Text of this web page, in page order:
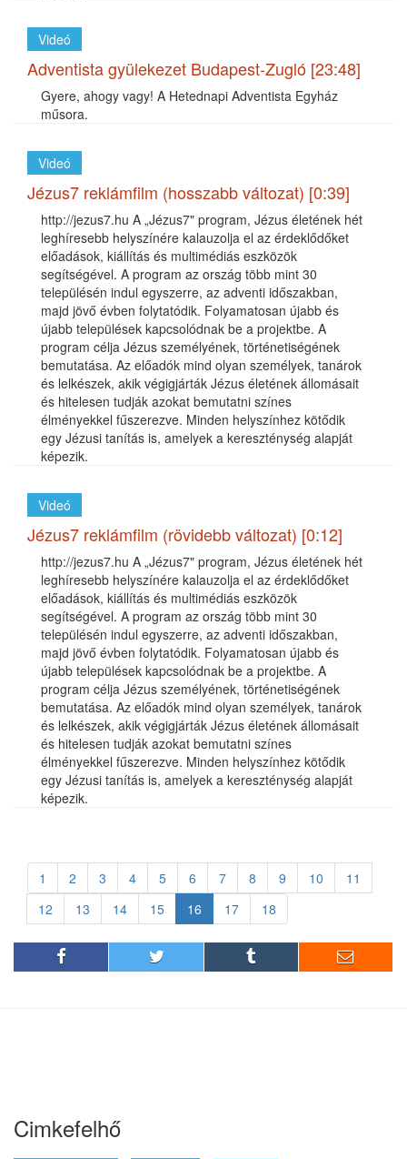
Videó
Adventista gyülekezet Budapest-Zugló [23:48]
Gyere, ahogy vagy! A Hetednapi Adventista Egyház
műsora.
Videó
Jézus7 reklámfilm (hosszabb változat) [0:39]
http://jezus7.hu A „Jézus7" program, Jézus életének hét
leghíresebb helyszínére kalauzolja el az érdeklődőket
előadások, kiállítás és multimédiás eszközök
segítségével. A program az ország több mint 30
településén indul egyszerre, az adventi időszakban,
majd jövő évben folytatódik. Folyamatosan újabb és
újabb települések kapcsolódnak be a projektbe. A
program célja Jézus személyének, történetiségének
bemutatása. Az előadók mind olyan személyek, tanárok
és lelkészek, akik végigjárták Jézus életének állomásait
és hitelesen tudják azokat bemutatni színes
élményekkel fűszerezve. Minden helyszínhez kötődik
egy Jézusi tanítás is, amelyek a kereszténység alapját
képezik.
Videó
Jézus7 reklámfilm (rövidebb változat) [0:12]
http://jezus7.hu A „Jézus7" program, Jézus életének hét
leghíresebb helyszínére kalauzolja el az érdeklődőket
előadások, kiállítás és multimédiás eszközök
segítségével. A program az ország több mint 30
településén indul egyszerre, az adventi időszakban,
majd jövő évben folytatódik. Folyamatosan újabb és
újabb települések kapcsolódnak be a projektbe. A
program célja Jézus személyének, történetiségének
bemutatása. Az előadók mind olyan személyek, tanárok
és lelkészek, akik végigjárták Jézus életének állomásait
és hitelesen tudják azokat bemutatni színes
élményekkel fűszerezve. Minden helyszínhez kötődik
egy Jézusi tanítás is, amelyek a kereszténység alapját
képezik.
1 2 3 4 5 6 7 8 9 10
11
12
13 14 15 16 17 18
Cimkefelhő